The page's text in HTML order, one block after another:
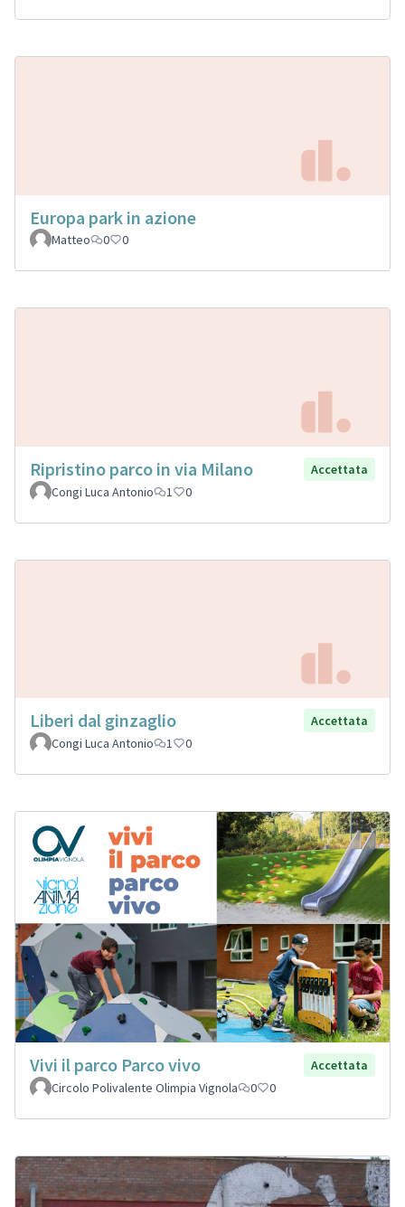
Europa park in azione
Matteo 0 0
Ripristino parco in via Milano
Accettata
Congi Luca Antonio
1 0
Liberi dal ginzaglio
Accettata
Congi Luca Antonio
1 0
Vivi il parco Parco vivo
Accettata
Circolo Polivalente Olimpia Vignola
0 0